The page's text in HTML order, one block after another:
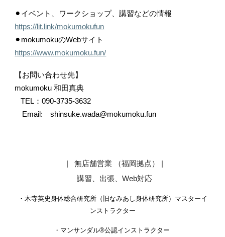
⚫︎イベント、ワークショップ、講習などの情報
https://lit.link/mokumokufun
⚫︎mokumokuのWebサイト
https://www.mokumoku.fun/
【お問い合わせ先】
mokumoku 和田真典
TEL：090-3735-3632
Email: shinsuke.wada@mokumoku.fun
| 無店舗営業 （福岡拠点）
講習、出張、Web対応
・木寺英史身体総合研究所（ 旧なみあし身体研究所）マスターイ
ンストラクター
・ マンサンダル®︎公認インストラクター